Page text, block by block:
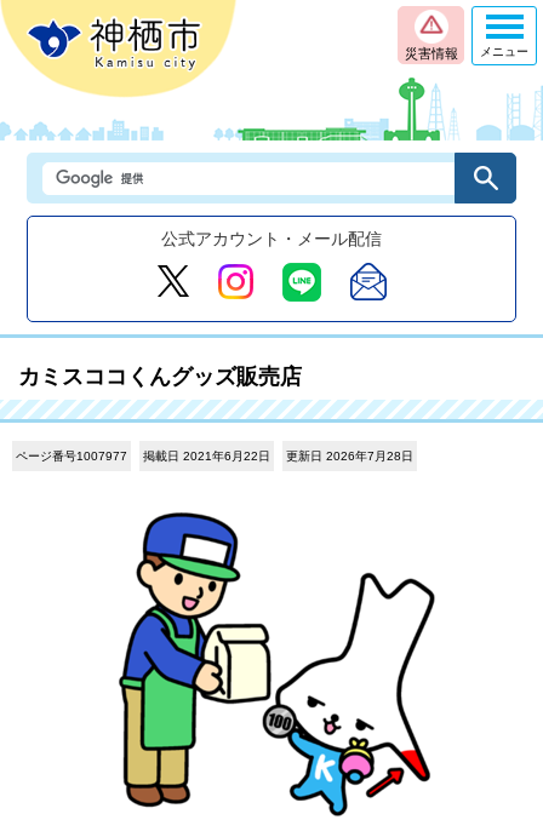
災害情報
公式アカウント・メール配信
メニュー
カミスココくんグッズ販売店
ページ番号1007977 掲載日 2021年6月22日 更新日 2026年7月28日